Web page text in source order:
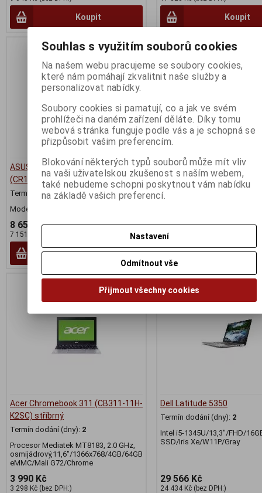
Koupit Koupit
ASUS Chromebook CR11 Flip
(CR1102F)
Termín dodání (dny):2
Model určen pro žáky, učitele a školy.
8 653 Kč
7 151 Kč (bez DPH:)
Koupit
ASUS Chromebook CR11
(CR1102F)
Termín dodání (dny):
7 123 Kč
5 886 Kč (bez DPH:)
Koupit
Acer Chromebook 311 (CB311-11H-
K2SC) stříbrný
Termín dodání (dny): 2
Procesor Mediatek MT8183, 2.0 GHz,
osmijádrový,11,6"/1366x768/4GB/64GB
eMMC/Mali G72/Chrome
3 990 Kč
3 298 Kč (bez DPH:)
Dell Latitude 5350
Termín dodání (dny): 2
Intel i5-1345U/13,3"/FHD/
SSD/Iris Xe/W11P/Gray
29 566 Kč
24 434 Kč (bez DPH:)
Souhlas s využitím souborů cookies
Na našem webu pracujeme se soubory cookies,
které nám pomáhají zkvalitnit naše služby a
personalizovat nabídky.
Soubory cookies si pamatují, co a jak ve svém
prohlížeči na daném zařízení děláte. Díky tomu
webová stránka funguje podle vás a je schopná se
přizpůsobit vašim preferencím.
Blokování některých typů souborů může mít vliv
na vaši uživatelskou zkušenost s naším webem,
také nebudeme schopni poskytnout vám nabídku
na základě vašich preferencí.
Nastavení
Odmítnout vše
Přijmout všechny cookies